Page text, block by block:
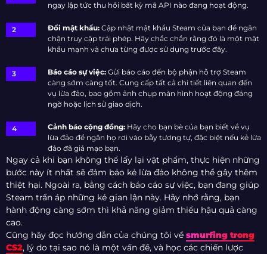
ngay lập tức thu hồi bất kỳ mã API nào đang hoạt động.
Đổi mật khẩu: Cập nhật mật khẩu Steam của bạn để ngăn
chặn truy cập trái phép. Hãy chắc chắn rằng đó là một mật
khẩu mạnh và chưa từng được sử dụng trước đây.
Báo cáo sự việc: Gửi báo cáo đến bộ phận hỗ trợ Steam
càng sớm càng tốt. Cung cấp tất cả chi tiết liên quan đến
vụ lừa đảo, bao gồm ảnh chụp màn hình hoạt động đáng
ngờ hoặc lịch sử giao dịch.
Cảnh báo cộng đồng: Hãy cho bạn bè của bạn biết về vụ
lừa đảo để ngăn họ rơi vào bẫy tương tự, đặc biệt nếu kẻ lừa
đảo đã giả mạo bạn.
Ngay cả khi bạn không thể lấy lại vật phẩm, thực hiện những
bước này ít nhất sẽ đảm bảo kẻ lừa đảo không thể gây thêm
thiệt hại. Ngoài ra, bằng cách báo cáo sự việc, bạn đang giúp
Steam trấn áp những kẻ gian lận này. Hãy nhớ rằng, bạn
hành động càng sớm thì khả năng giảm thiểu hậu quả càng
cao.
Cũng hãy đọc hướng dẫn của chúng tôi về smurfing trong
CS2, lý do tại sao nó là một vấn đề, và học các chiến lược